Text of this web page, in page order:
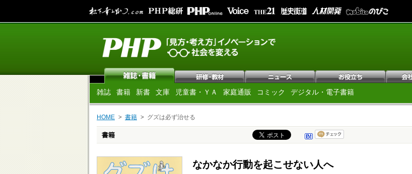
雑誌 書籍 新書 文庫 児童書・ＹＡ 家庭通販 コミック デジタル・電子書籍
HOME 書籍 グズは必ず治せる
書籍
なかなか行動を起こせない人へ